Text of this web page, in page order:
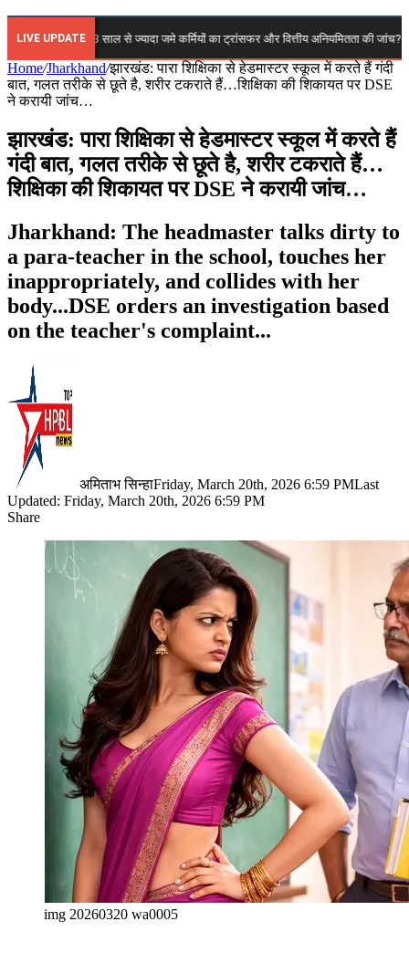
for
LIVE UPDATE
में कब होगी 3 साल से ज्यादा जमे कर्मियों का ट्रांसफर और वित्तीय अनियमितता की जांच?
Home/Jharkhand/झारखंड: पारा शिक्षिका से हेडमास्टर स्कूल में करते हैं गंदी
बात, गलत तरीके से छूते है, शरीर टकराते हैं…शिक्षिका की शिकायत पर DSE
ने करायी जांच…
झारखंड: पारा शिक्षिका से हेडमास्टर स्कूल में करते हैं
गंदी बात, गलत तरीके से छूते है, शरीर टकराते हैं…
शिक्षिका की शिकायत पर DSE ने करायी जांच…
Jharkhand: The headmaster talks dirty to
a para-teacher in the school, touches her
inappropriately, and collides with her
body...DSE orders an investigation based
on the teacher's complaint...
अमिताभ सिन्हाFriday, March 20th, 2026 6:59 PMLast
Updated: Friday, March 20th, 2026 6:59 PM
Share
img 20260320 wa0005